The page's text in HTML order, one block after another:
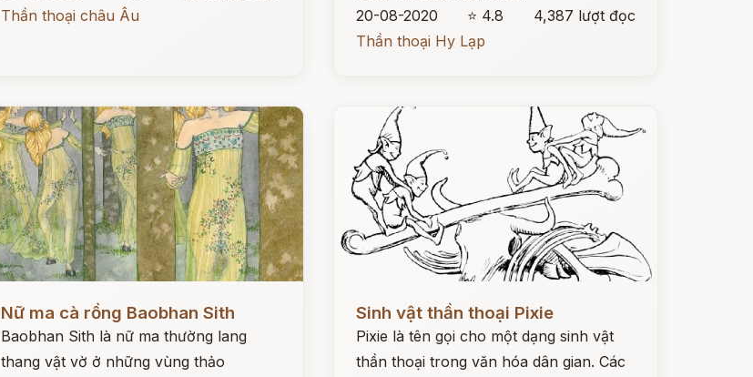
Thần thoại châu Âu
20-08-2020
⭐ 4.8
4,387 lượt đọc
Thần thoại Hy Lạp
Nữ ma cà rồng Baobhan Sith
Baobhan Sith là nữ ma thường lang
thang vật vờ ở những vùng thảo
Sinh vật thần thoại Pixie
Pixie là tên gọi cho một dạng sinh vật
thần thoại trong văn hóa dân gian. Các